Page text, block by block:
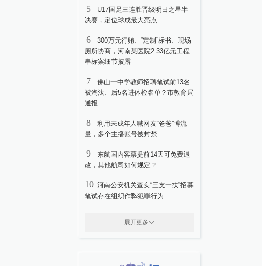
5
U17国足三连胜晋级明日之星半
决赛，定位球成最大亮点
6
300万元行贿、“定制”标书、现场
厕所协商，河南某医院2.33亿元工程
串标案细节披露
7
佛山一中学教师招聘笔试前13名
被淘汰、后5名进体检名单？市教育局
通报
8
利用未成年人喊网友“爸爸”博流
量，多个主播账号被封禁
9
东航国内客票提前14天可免费退
改，其他航司如何规定？
10 河南公安机关查实“三支一扶”招募
笔试存在组织作弊犯罪行为
展开更多